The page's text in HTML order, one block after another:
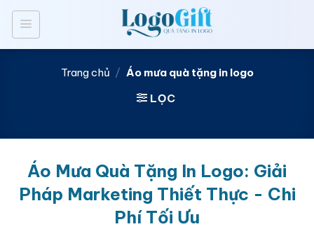
Bỏ
nội
Trang chủ / Áo mưa quà tặng in logo
LỌC
Áo Mưa Quà Tặng In Logo: Giải
Pháp Marketing Thiết Thực - Chi
Phí Tối Ưu